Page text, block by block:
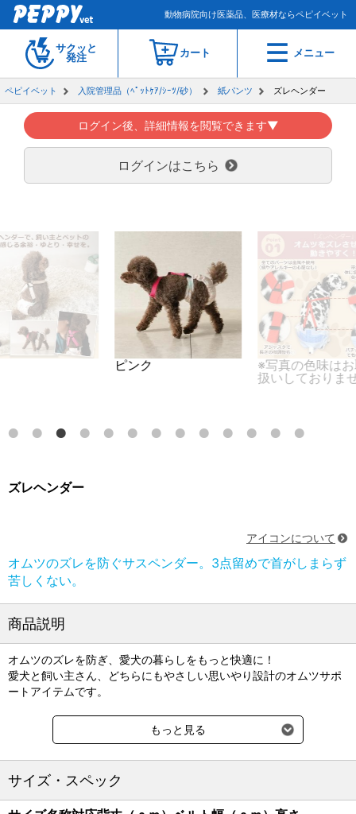
動物病院向け医薬品、医療材ならペピイベット
サクッと
発注
カート メニュー
ペピイベット 入院管理品（ﾍﾟｯﾄｹｱ/ｼｰﾂ/砂） 紙パンツ ズレヘンダー
ログイン後、詳細情報を閲覧できます▼
ログインはこちら
ピンク
※写真の色味は
扱いしておりま
ズレヘンダー
アイコンについて
オムツのズレを防ぐサスペンダー。3点留めで首がしまらず
苦しくない。
商品説明
オムツのズレを防ぎ、愛犬の暮らしをもっと快適に！
愛犬と飼い主さん、どちらにもやさしい思いやり設計のオムツサポ
ートアイテムです。
●ぴったりサイズに調節OK
前後3つのアジャスターで体型に合わせた微調整ができ、子犬から
●ラクラク取り付け＆はずれにくい
動いてもズレにくいので、飼い主さんの手間も軽減。
もっと見る
サイズ・スペック